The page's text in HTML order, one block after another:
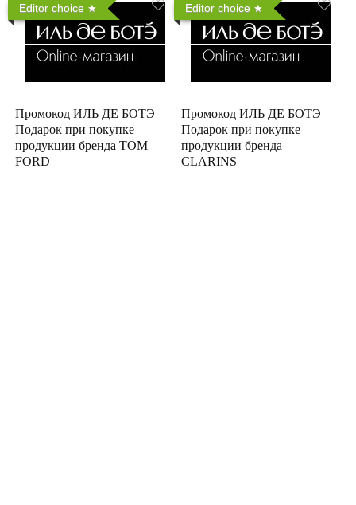
Editor choice
Промокод ИЛЬ ДЕ БОТЭ —
Подарок при покупке
продукции бренда TOM
FORD
Editor choice
Промокод ИЛЬ ДЕ БОТЭ —
Подарок при покупке
продукции бренда
CLARINS